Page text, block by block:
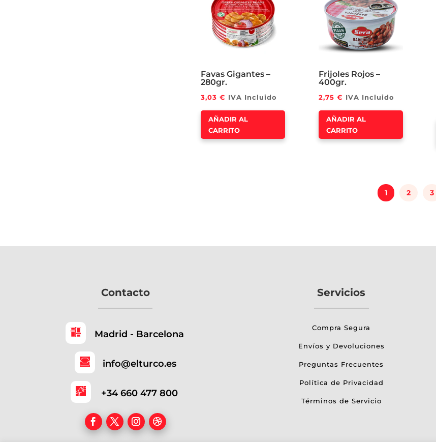
Favas Gigantes –
280gr.
3,03 € IVA Incluido
AÑADIR AL
CARRITO
Frijoles Rojos –
400gr.
2,75 € IVA Incluido
AÑADIR AL
CARRITO
1 2 3
Contacto
Madrid - Barcelona
info@elturco.es
+34 660 477 800
Servicios
Compra Segura
Envíos y Devoluciones
Preguntas Frecuentes
Política de Privacidad
Términos de Servicio